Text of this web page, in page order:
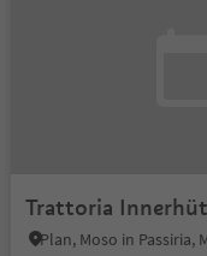
Trattoria
Plan, Moso in Passiria,